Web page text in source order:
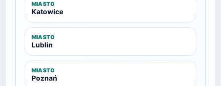
MIASTO
Katowice
MIASTO
Lublin
MIASTO
Poznań